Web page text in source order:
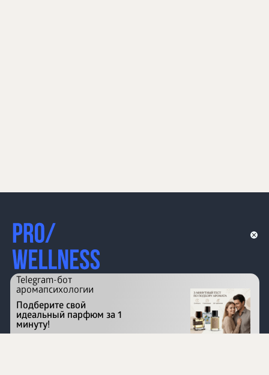
Перейти на сайт
Telegram-бот
аромапсихологии
Подберите свой
идеальный парфюм за 1
минуту!